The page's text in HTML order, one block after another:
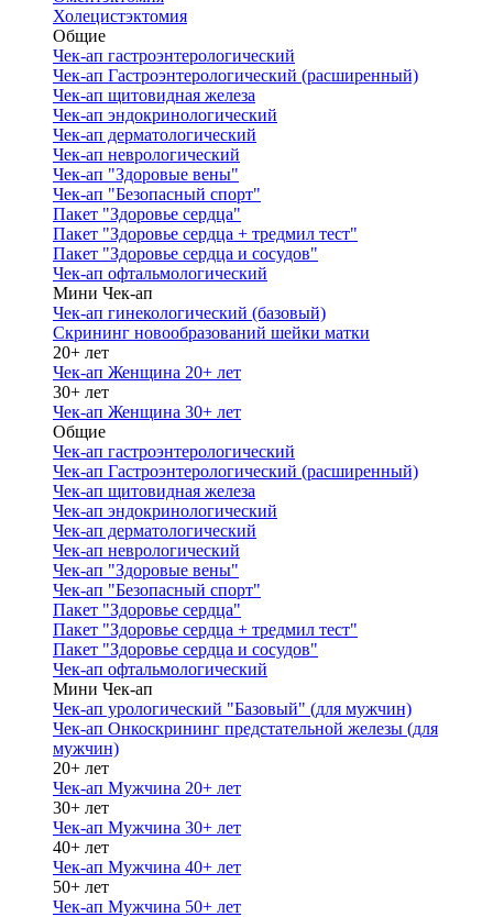
Холецистэктомия
Общие
Чек-ап гастроэнтерологический
Чек-ап Гастроэнтерологический (расширенный)
Чек-ап щитовидная железа
Чек-ап эндокринологический
Чек-ап дерматологический
Чек-ап неврологический
Чек-ап "Здоровые вены"
Чек-ап "Безопасный спорт"
Пакет "Здоровье сердца"
Пакет "Здоровье сердца + тредмил тест"
Пакет "Здоровье сердца и сосудов"
Чек-ап офтальмологический
Мини Чек-ап
Чек-ап гинекологический (базовый)
Скрининг новообразований шейки матки
20+ лет
Чек-ап Женщина 20+ лет
30+ лет
Чек-ап Женщина 30+ лет
Общие
Чек-ап гастроэнтерологический
Чек-ап Гастроэнтерологический (расширенный)
Чек-ап щитовидная железа
Чек-ап эндокринологический
Чек-ап дерматологический
Чек-ап неврологический
Чек-ап "Здоровые вены"
Чек-ап "Безопасный спорт"
Пакет "Здоровье сердца"
Пакет "Здоровье сердца + тредмил тест"
Пакет "Здоровье сердца и сосудов"
Чек-ап офтальмологический
Мини Чек-ап
Чек-ап урологический "Базовый" (для мужчин)
Чек-ап Онкоскрининг предстательной железы (для
мужчин)
20+ лет
Чек-ап Мужчина 20+ лет
30+ лет
Чек-ап Мужчина 30+ лет
40+ лет
Чек-ап Мужчина 40+ лет
50+ лет
Чек-ап Мужчина 50+ лет